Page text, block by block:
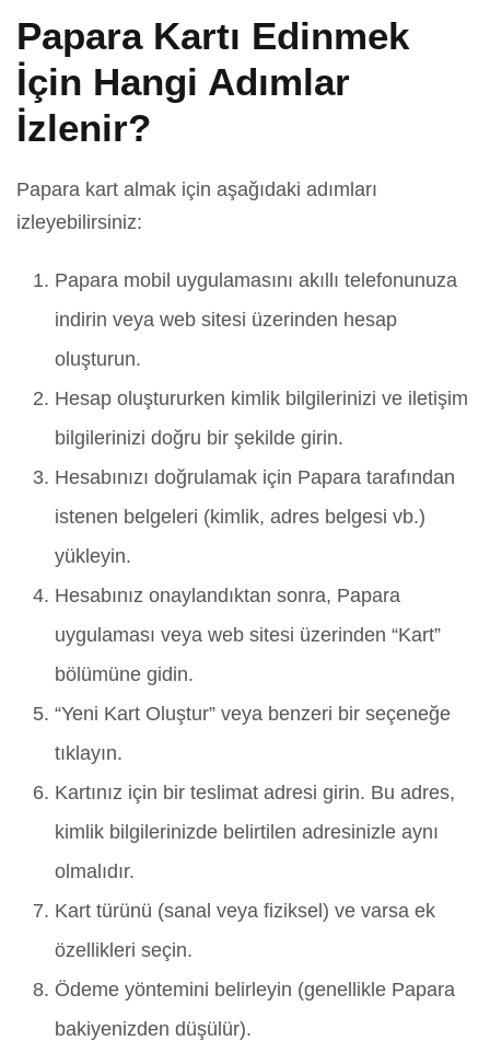
Papara Kartı Edinmek
İçin Hangi Adımlar
İzlenir?
Papara kart almak için aşağıdaki adımları
izleyebilirsiniz:
Papara mobil uygulamasını akıllı telefonunuza
indirin veya web sitesi üzerinden hesap
oluşturun.
Hesap oluştururken kimlik bilgilerinizi ve iletişim
bilgilerinizi doğru bir şekilde girin.
Hesabınızı doğrulamak için Papara tarafından
istenen belgeleri (kimlik, adres belgesi vb.)
yükleyin.
Hesabınız onaylandıktan sonra, Papara
uygulaması veya web sitesi üzerinden “Kart”
bölümüne gidin.
“Yeni Kart Oluştur” veya benzeri bir seçeneğe
tıklayın.
Kartınız için bir teslimat adresi girin. Bu adres,
kimlik bilgilerinizde belirtilen adresinizle aynı
olmalıdır.
Kart türünü (sanal veya fiziksel) ve varsa ek
özellikleri seçin.
Ödeme yöntemini belirleyin (genellikle Papara
bakiyenizden düşülür).